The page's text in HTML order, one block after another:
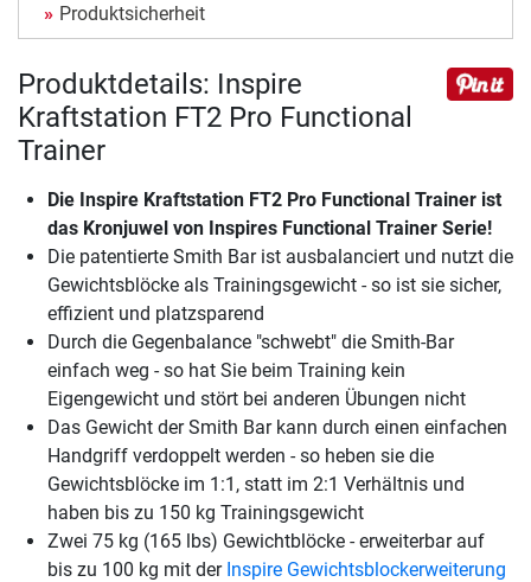
Produktsicherheit
Produktdetails: Inspire
Kraftstation FT2 Pro Functional
Trainer
Die Inspire Kraftstation FT2 Pro Functional Trainer ist
das Kronjuwel von Inspires Functional Trainer Serie!
Die patentierte Smith Bar ist ausbalanciert und nutzt die
Gewichtsblöcke als Trainingsgewicht - so ist sie sicher,
effizient und platzsparend
Durch die Gegenbalance "schwebt" die Smith-Bar
einfach weg - so hat Sie beim Training kein
Eigengewicht und stört bei anderen Übungen nicht
Das Gewicht der Smith Bar kann durch einen einfachen
Handgriff verdoppelt werden - so heben sie die
Gewichtsblöcke im 1:1, statt im 2:1 Verhältnis und
haben bis zu 150 kg Trainingsgewicht
Zwei 75 kg (165 lbs) Gewichtblöcke - erweiterbar auf
bis zu 100 kg mit der Inspire Gewichtsblockerweiterung